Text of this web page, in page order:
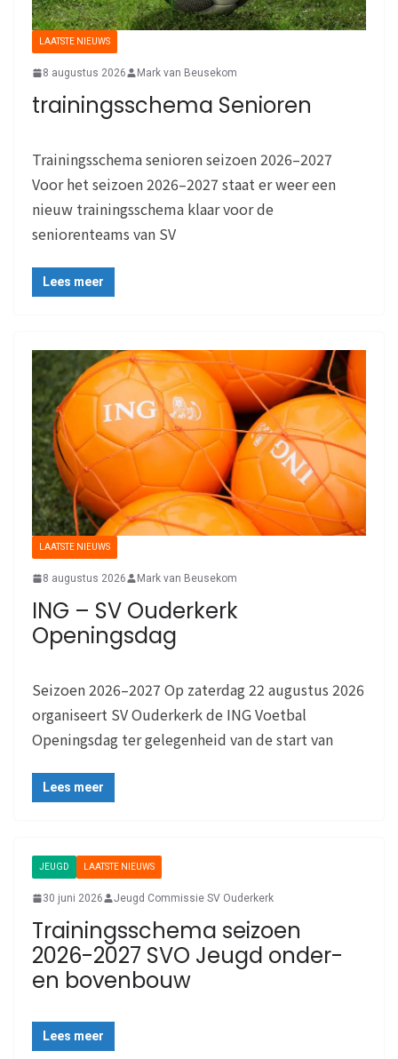
LAATSTE NIEUWS
8 augustus 2026 Mark van Beusekom
trainingsschema Senioren
Trainingsschema senioren seizoen 2026–2027
Voor het seizoen 2026–2027 staat er weer een
nieuw trainingsschema klaar voor de
seniorenteams van SV
Lees meer
LAATSTE NIEUWS
8 augustus 2026 Mark van Beusekom
ING – SV Ouderkerk
Openingsdag
Seizoen 2026–2027 Op zaterdag 22 augustus 2026
organiseert SV Ouderkerk de ING Voetbal
Openingsdag ter gelegenheid van de start van
Lees meer
JEUGD LAATSTE NIEUWS
30 juni 2026 Jeugd Commissie SV Ouderkerk
Trainingsschema seizoen
2026-2027 SVO Jeugd onder-
en bovenbouw
Lees meer